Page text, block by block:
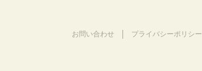
お問い合わせ プライバシーポリシー